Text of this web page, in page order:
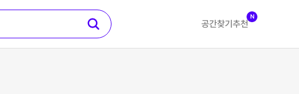
공간찾기 추천
N